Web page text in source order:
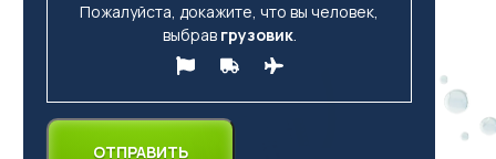
Пожалуйста, докажите, что вы человек,
выбравгрузовик.